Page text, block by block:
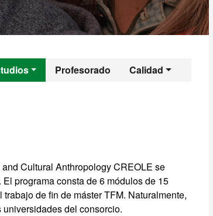
Profesorado Calidad
Cultural Anthropology CREOLE se
programa consta de 6 módulos de 15
de fin de máster TFM. Naturalmente,
del consorcio.